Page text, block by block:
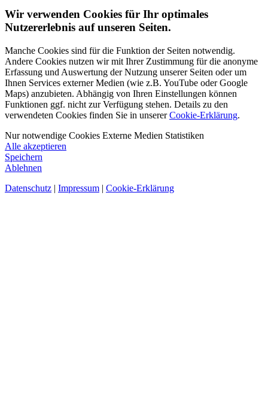
Wir verwenden Cookies für Ihr optimales
Nutzererlebnis auf unseren Seiten.
Manche Cookies sind für die Funktion der Seiten notwendig.
Andere Cookies nutzen wir mit Ihrer Zustimmung für die anonyme
Erfassung und Auswertung der Nutzung unserer Seiten oder um
Ihnen Services externer Medien (wie z.B. YouTube oder Google
Maps) anzubieten. Abhängig von Ihren Einstellungen können
Funktionen ggf. nicht zur Verfügung stehen. Details zu den
verwendeten Cookies finden Sie in unsererCookie-Erklärung.
Nur notwendige Cookies Externe Medien Statistiken
Alle akzeptieren
Speichern
Ablehnen
Datenschutz | Impressum | Cookie-Erklärung